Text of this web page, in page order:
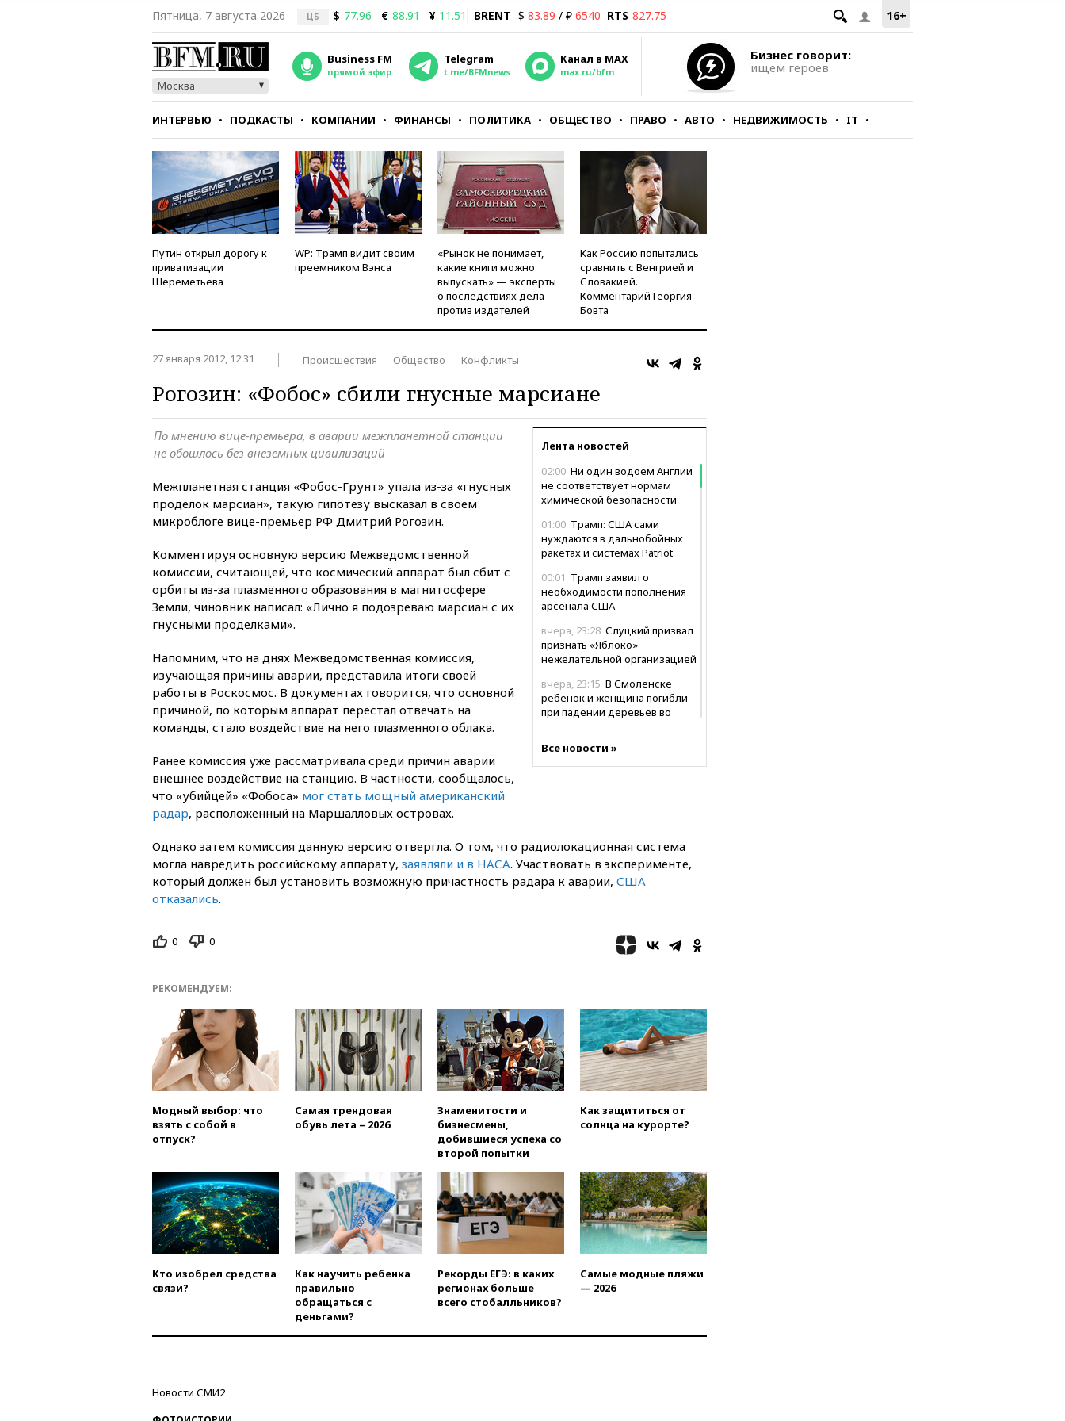
16+
Пятница, 7 августа 2026 ЦБ $ 77.96 € 88.91 ¥ 11.51 BRENT $ 83.89 / ₽ 6540 RTS 827.75
Москва
Business FM
прямой эфир
Telegram
t.me/BFMnews
Канал в MAX
max.ru/bfm
Бизнес говорит:
ищем героев
ИНТЕРВЬЮ ПОДКАСТЫ КОМПАНИИ ФИНАНСЫ ПОЛИТИКА ОБЩЕСТВО ПРАВО АВТО НЕДВИЖИМОСТЬ IT
СТИЛЬ ТЕСТЫ
Путин открыл дорогу к
приватизации
Шереметьева
WP: Трамп видит своим
преемником Вэнса
«Рынок не понимает,
какие книги можно
выпускать» — эксперты
о последствиях дела
против издателей
Как Россию попытались
сравнить с Венгрией и
Словакией.
Комментарий Георгия
Бовта
27 января 2012, 12:31 Происшествия Общество Конфликты
Рогозин: «Фобос» сбили гнусные марсиане
Лента новостей
02:00 Ни один водоем Англии
не соответствует нормам
химической безопасности
01:00 Трамп: США сами
нуждаются в дальнобойных
ракетах и системах Patriot
00:01 Трамп заявил о
необходимости пополнения
арсенала США
вчера, 23:28 Слуцкий призвал
признать «Яблоко»
нежелательной организацией
вчера, 23:15 В Смоленске
ребенок и женщина погибли
при падении деревьев во
вчера, 22:55В Москве в
пятницу ожидаются ливни
вчера, 22:28Отказаться от
российского гражданства
станет значительно дороже
вчера, 21:58Генпрокуратура
признала нежелательным в
РФ американский Human
Rights Foundation
вчера, 21:35«Аэрофлот»
и Геленджик
вчера, 21:25
метровой вышки
вчера, 21:10РФ не получала
обращений о прекращении
концессии строительства ж/д
в Армении
вчера, 21:00В России вновь
обсуждают эксперимент по
онлайн-продаже алкоголя
россиянам могут
Все новости »
По мнению вице-премьера, в аварии межпланетной станции
не обошлось без внеземных цивилизаций
Межпланетная станция «Фобос-Грунт» упала из-за «гнусных
проделок марсиан», такую гипотезу высказал в своем
микроблоге вице-премьер РФ Дмитрий Рогозин.
Комментируя основную версию Межведомственной
комиссии, считающей, что космический аппарат был сбит с
орбиты из-за плазменного образования в магнитосфере
Земли, чиновник написал: «Лично я подозреваю марсиан с их
гнусными проделками».
Напомним, что на днях Межведомственная комиссия,
изучающая причины аварии, представила итоги своей
работы в Роскосмос. В документах говорится, что основной
причиной, по которым аппарат перестал отвечать на
команды, стало воздействие на него плазменного облака.
Ранее комиссия уже рассматривала среди причин аварии
внешнее воздействие на станцию. В частности, сообщалось,
что «убийцей» «Фобоса» мог стать мощный американский
радар, расположенный на Маршалловых островах.
Однако затем комиссия данную версию отвергла. О том, что радиолокационная система
могла навредить российскому аппарату, заявляли и в НАСА. Участвовать в эксперименте,
который должен был установить возможную причастность радара к аварии, США
отказались.
0 0
РЕКОМЕНДУЕМ:
Модный выбор: что
взять с собой в
отпуск?
Самая трендовая
обувь лета – 2026
Знаменитости и
бизнесмены,
добившиеся успеха со
второй попытки
Как защититься от
солнца на курорте?
Кто изобрел средства
связи?
Как научить ребенка
правильно
обращаться с
деньгами?
Рекорды ЕГЭ: в каких
регионах больше
всего стобалльников?
Самые модные пляжи
— 2026
Новости СМИ2